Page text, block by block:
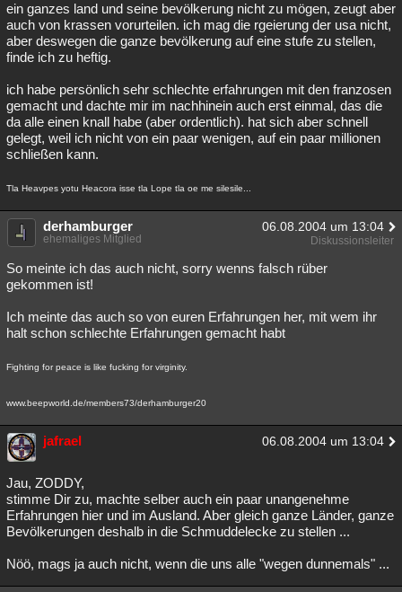
ein ganzes land und seine bevölkerung nicht zu mögen, zeugt aber
auch von krassen vorurteilen. ich mag die rgeierung der usa nicht,
aber deswegen die ganze bevölkerung auf eine stufe zu stellen,
finde ich zu heftig.
ich habe persönlich sehr schlechte erfahrungen mit den franzosen
gemacht und dachte mir im nachhinein auch erst einmal, das die
da alle einen knall habe (aber ordentlich). hat sich aber schnell
gelegt, weil ich nicht von ein paar wenigen, auf ein paar millionen
schließen kann.
Tla Heavpes yotu Heacora isse tla Lope tla oe me silesile...
derhamburger 06.08.2004 um 13:04
ehemaliges Mitglied Diskussionsleiter
So meinte ich das auch nicht, sorry wenns falsch rüber
gekommen ist!
Ich meinte das auch so von euren Erfahrungen her, mit wem ihr
halt schon schlechte Erfahrungen gemacht habt
Fighting for peace is like fucking for virginity.
www.beepworld.de/members73/derhamburger20
jafrael 06.08.2004 um 13:04
Jau, ZODDY,
stimme Dir zu, machte selber auch ein paar unangenehme
Erfahrungen hier und im Ausland. Aber gleich ganze Länder, ganze
Bevölkerungen deshalb in die Schmuddelecke zu stellen ...
Nöö, mags ja auch nicht, wenn die uns alle "wegen dunnemals" ...